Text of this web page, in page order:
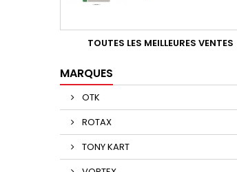
TOUTES LES MEILLEURES VENTES
MARQUES
OTK
ROTAX
TONY KART